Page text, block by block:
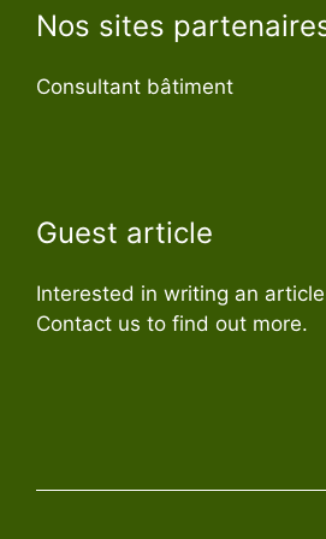
Nos sites
Consultant bâtiment
Guest article
Interested in writing an
Contact us to find out more.